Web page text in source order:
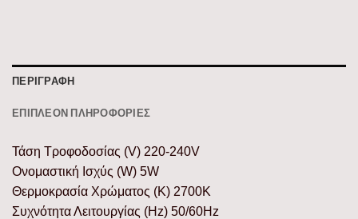
ΠΕΡΙΓΡΑΦΉ
ΕΠΙΠΛΈΟΝ ΠΛΗΡΟΦΟΡΊΕΣ
Τάση Τροφοδοσίας (V) 220-240V
Ονομαστική Ισχύς (W) 5W
Θερμοκρασία Χρώματος (K) 2700K
Συχνότητα Λειτουργίας (Hz) 50/60Hz